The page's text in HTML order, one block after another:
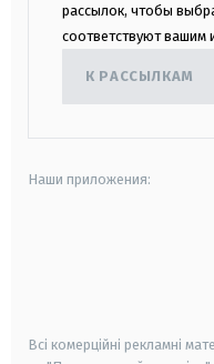
рассылок, чтобы
соответствуют вашим
К РАССЫЛКАМ
Наши приложения:
Всі комерційні рекламні